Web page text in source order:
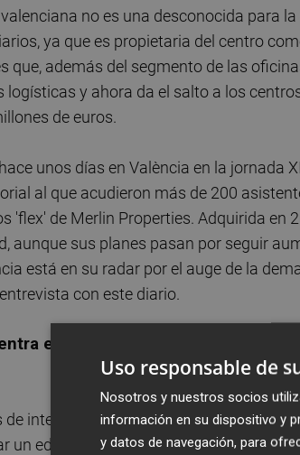
no es una desconocida para
ya que es propietaria del centro
que, además del segmento de las
logísticas y ahora da el salto a los
de euros.
unos días en València en la jornada
al que acudieron más de 200
'flex' de Merlin Properties. Adquirida
aunque sus planes pasan por seguir
está en su radar por el auge de la
con este diario.
el mercado inmobiliario tras la
de interés está afectando a la
un edificio de oficinas te financiabas al
Uso responsable de
Nosotros y nuestros socios
información en su dispositivo y
y datos de navegación, para